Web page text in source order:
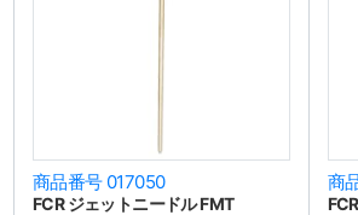
商品番号 017050
FCR ジェットニードル FMT
商